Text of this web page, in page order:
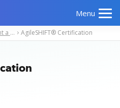
Menu
Odborné
Počítačové
Management a leadership AgileSHIFT® Certification